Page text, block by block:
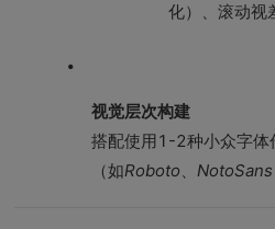
化）、滚动视
视觉层次构建
搭配使用1-2种小众字体
（如Roboto、NotoSans